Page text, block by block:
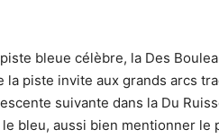
bleue célèbre, la Des
la piste invite aux grands arcs
suivante dans la Du
le bleu, aussi bien mentionner